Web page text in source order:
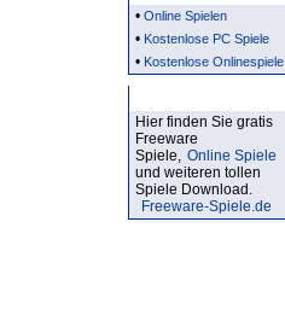
• Online Spielen
• Kostenlose PC Spiele
• Kostenlose Onlinespiele
Hier finden Sie gratis
Freeware
Spiele, Online Spiele
und weiteren tollen
Spiele Download.
Freeware-Spiele.de